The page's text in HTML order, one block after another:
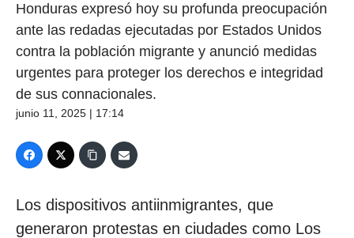
Honduras expresó hoy su profunda preocupación
ante las redadas ejecutadas por Estados Unidos
contra la población migrante y anunció medidas
urgentes para proteger los derechos e integridad
de sus connacionales.
junio 11, 2025 | 17:14
Los dispositivos antiinmigrantes, que
generaron protestas en ciudades como Los